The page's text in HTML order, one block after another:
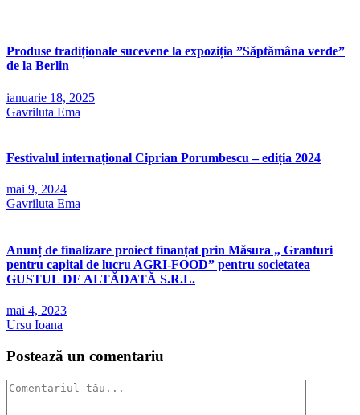
Produse tradiționale sucevene la expoziția ”Săptămâna verde”
de la Berlin
ianuarie 18, 2025
Gavriluta Ema
Festivalul internațional Ciprian Porumbescu – ediția 2024
mai 9, 2024
Gavriluta Ema
Anunț de finalizare proiect finanțat prin Măsura „ Granturi
pentru capital de lucru AGRI-FOOD” pentru societatea
GUSTUL DE ALTĂDATĂ S.R.L.
mai 4, 2023
Ursu Ioana
Postează un comentariu